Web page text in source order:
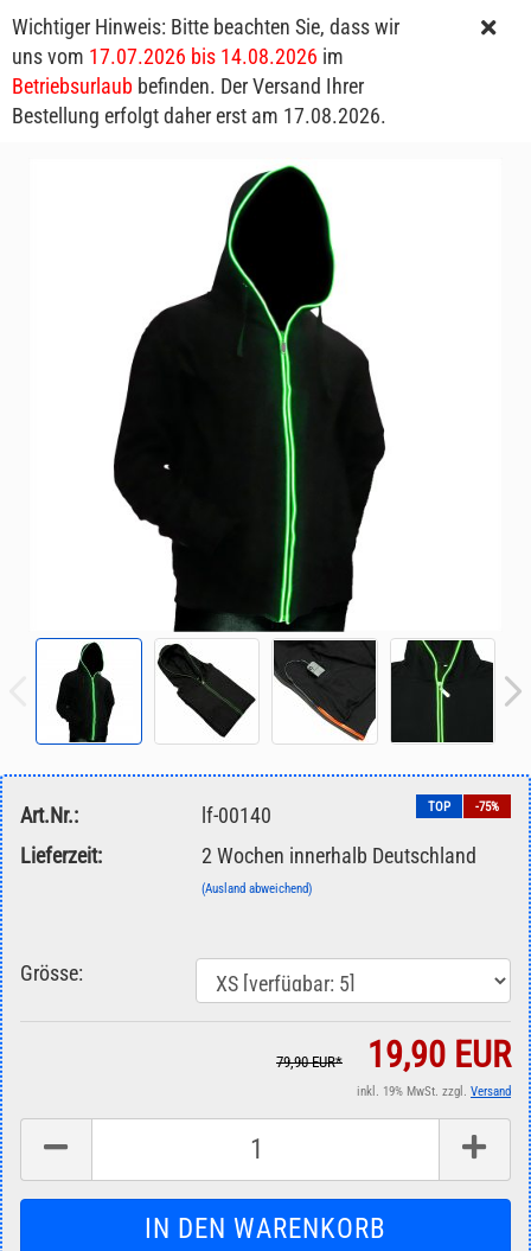
Wichtiger Hinweis: Bitte beachten Sie, dass wir
uns vom 17.07.2026 bis 14.08.2026 im
Betriebsurlaub befinden. Der Versand Ihrer
Bestellung erfolgt daher erst am 17.08.2026.
LED-Hoodie grün Leuchtjacke leuchtende Kleidung
TOP -75%
Art.Nr.:
lf-00140
Lieferzeit:
2 Wochen innerhalb Deutschland
(Ausland abweichend)
Grösse:
79,90 EUR* 19,90 EUR
inkl. 19% MwSt. zzgl. Versand